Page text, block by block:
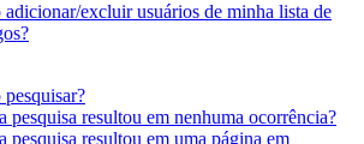
adicionar/excluir usuários de minha lista de
pesquisa resultou em nenhuma ocorrência?
pesquisa resultou em uma página em